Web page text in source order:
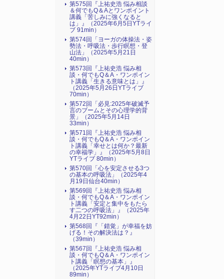
第575回『上祐史浩 悩み相談
＆何でもQ＆Aとワンポイント
講義「苦しみに強くなると
は」』（2025年6月5日YTライ
ブ 91min）
第574回「ヨーガの体操法・姿
勢法・呼吸法・歩行瞑想・登
山法」（2025年5月21日
40min）
第573回『上祐史浩 悩み相
談・何でもQ＆A・ワンポイン
ト講義「生きる意味とは」』
（2025年5月26日YTライブ
70min）
第572回「必見:2025年破滅予
言のブームとその心理学的背
景」（2025年5月14日
33min）
第571回『上祐史浩 悩み相
談・何でもQ＆A・ワンポイン
ト講義「幸せとは何か？最新
の幸福学」』（2025年5月8日
YTライブ 80min）
第570回「心を安定させる3つ
の基本の呼吸法」（2025年4
月19日仙台40min）
第569回『上祐史浩 悩み相
談・何でもQ＆A・ワンポイン
ト講義「安定と集中をもたら
す二つの呼吸法」』（2025年
4月22日YT92min）
第568回『「錯覚」が幸福を妨
げる！その解決法は？』
（39min）
第567回『上祐史浩 悩み相
談・何でもQ＆A・ワンポイン
ト講義「瞑想の基本」』
（2025年YTライブ4月10日
89min）